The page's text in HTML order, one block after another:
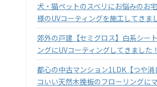
犬・猫ペットのスベリにお悩みのお
様のUVコーティングを施工してきま
郊外の戸建【セミグロス】白系シー
ングにUVコーティングしてきました！
都心の中古マンション1LDK【つや消
コいい天然木挽板のフローリングに